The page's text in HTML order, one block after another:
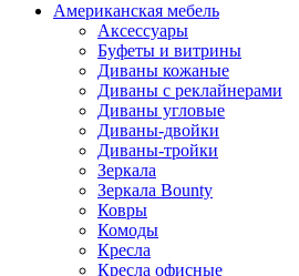
Американская мебель
Аксессуары
Буфеты и витрины
Диваны кожаные
Диваны с реклайнерами
Диваны угловые
Диваны-двойки
Диваны-тройки
Зеркала
Зеркала Bounty
Ковры
Комоды
Кресла
Кресла офисные